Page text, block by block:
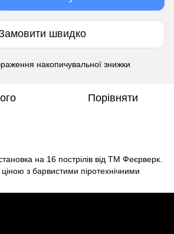
швидко
накопичувальної знижки
Порівняти
на 16 пострілів від ТМ Феєрверк.
з барвистими піротехнічними